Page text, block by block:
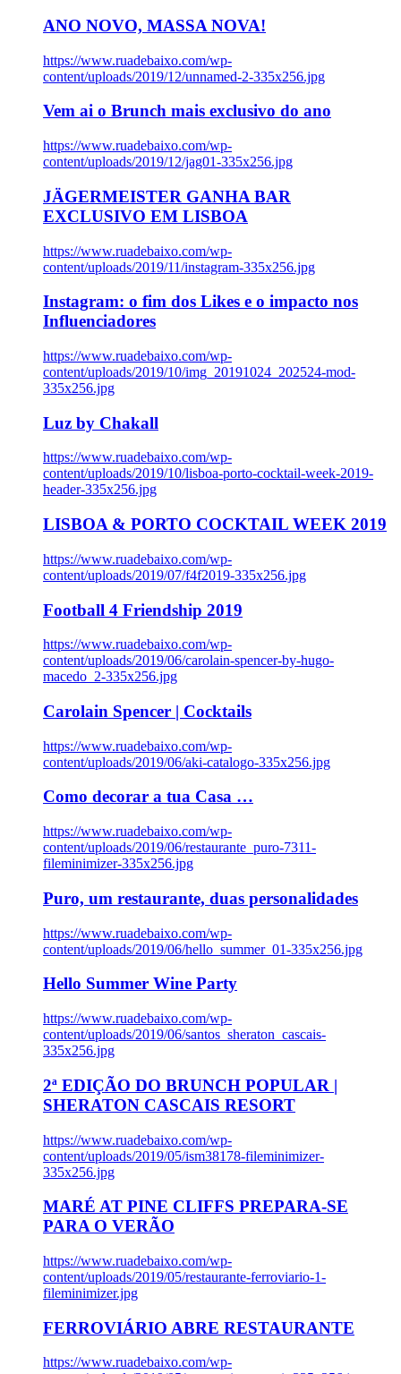
ANO NOVO, MASSA NOVA!
https://www.ruadebaixo.com/wp-
content/uploads/2019/12/unnamed-2-335x256.jpg
Vem ai o Brunch mais exclusivo do ano
https://www.ruadebaixo.com/wp-
content/uploads/2019/12/jag01-335x256.jpg
JÄGERMEISTER GANHA BAR
EXCLUSIVO EM LISBOA
https://www.ruadebaixo.com/wp-
content/uploads/2019/11/instagram-335x256.jpg
Instagram: o fim dos Likes e o impacto nos
Influenciadores
https://www.ruadebaixo.com/wp-
content/uploads/2019/10/img_20191024_202524-mod-
335x256.jpg
Luz by Chakall
https://www.ruadebaixo.com/wp-
content/uploads/2019/10/lisboa-porto-cocktail-week-2019-
header-335x256.jpg
LISBOA & PORTO COCKTAIL WEEK 2019
https://www.ruadebaixo.com/wp-
content/uploads/2019/07/f4f2019-335x256.jpg
Football 4 Friendship 2019
https://www.ruadebaixo.com/wp-
content/uploads/2019/06/carolain-spencer-by-hugo-
macedo_2-335x256.jpg
Carolain Spencer | Cocktails
https://www.ruadebaixo.com/wp-
content/uploads/2019/06/aki-catalogo-335x256.jpg
Como decorar a tua Casa …
https://www.ruadebaixo.com/wp-
content/uploads/2019/06/restaurante_puro-7311-
fileminimizer-335x256.jpg
Puro, um restaurante, duas personalidades
https://www.ruadebaixo.com/wp-
content/uploads/2019/06/hello_summer_01-335x256.jpg
Hello Summer Wine Party
https://www.ruadebaixo.com/wp-
content/uploads/2019/06/santos_sheraton_cascais-
335x256.jpg
2ª EDIÇÃO DO BRUNCH POPULAR |
SHERATON CASCAIS RESORT
https://www.ruadebaixo.com/wp-
content/uploads/2019/05/ism38178-fileminimizer-
335x256.jpg
MARÉ AT PINE CLIFFS PREPARA-SE
PARA O VERÃO
https://www.ruadebaixo.com/wp-
content/uploads/2019/05/restaurante-ferroviario-1-
fileminimizer.jpg
FERROVIÁRIO ABRE RESTAURANTE
https://www.ruadebaixo.com/wp-